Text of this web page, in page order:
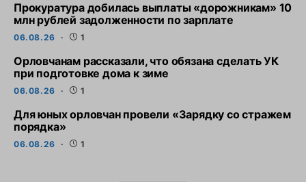
Прокуратура добилась выплаты «дорожникам» 10
млн рублей задолженности по зарплате
06.08.26 1
Орловчанам рассказали, что обязана сделать УК
при подготовке дома к зиме
06.08.26 1
Для юных орловчан провели «Зарядку со стражем
порядка»
06.08.26 1